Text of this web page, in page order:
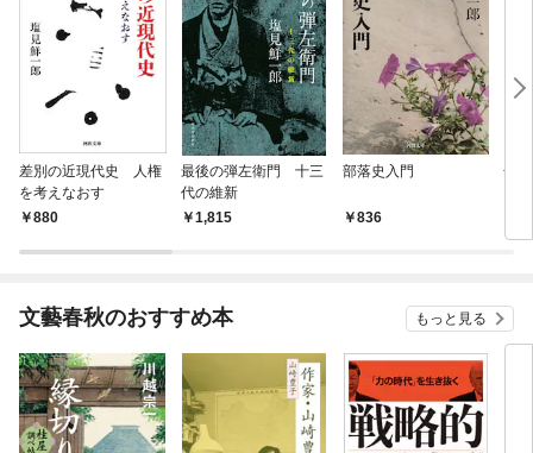
差別の近現代史 人権
を考えなおす
880
最後の弾左衛門 十三
代の維新
1,815
部落史入門
836
乞
文藝春秋のおすすめ本 もっと見る